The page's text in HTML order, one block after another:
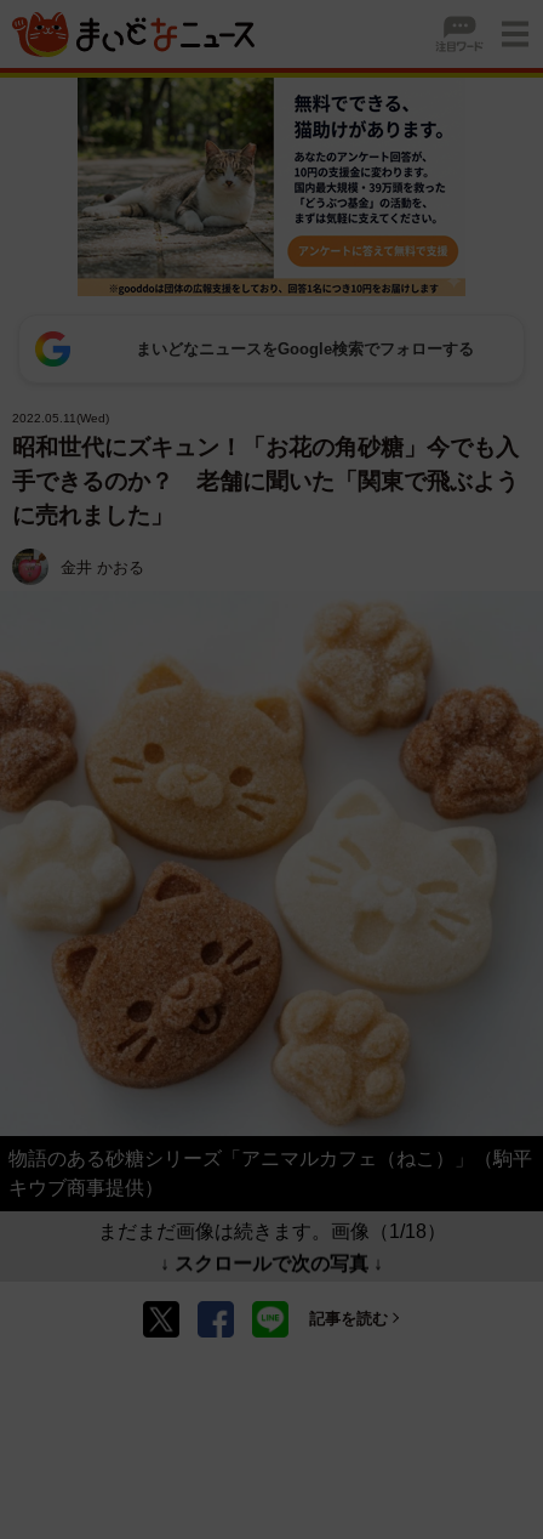
まいどなニュースをGoogle検索でフォローする
2022.05.11(Wed)
昭和世代にズキュン！「お花の角砂糖」今でも入
手できるのか？ 老舗に聞いた「関東で飛ぶよう
に売れました」
金井 かおる
物語のある砂糖シリーズ「アニマルカフェ（ねこ）」（駒平
キウブ商事提供）
まだまだ画像は続きます。画像（1/18）
↓ スクロールで次の写真 ↓
記事を読む